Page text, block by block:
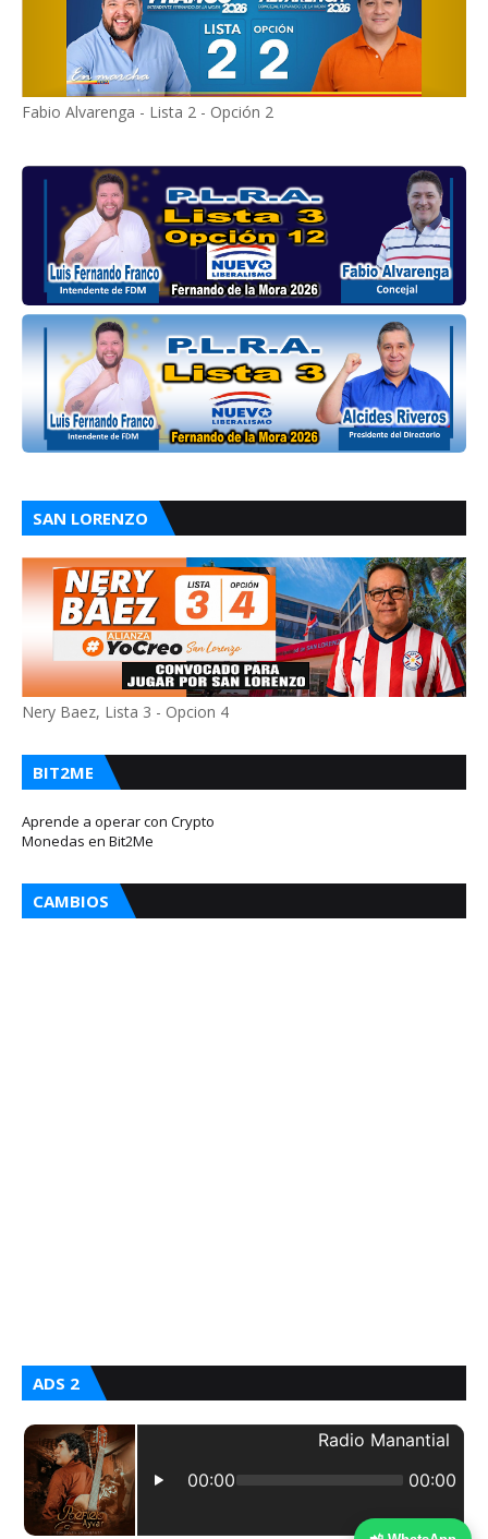
Fabio Alvarenga - Lista 2 - Opción 2
SAN LORENZO
Nery Baez, Lista 3 - Opcion 4
BIT2ME
Aprende a operar con Crypto
Monedas en Bit2Me
CAMBIOS
ADS 2